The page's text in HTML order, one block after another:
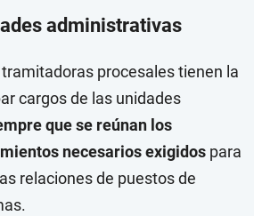
administrativas
procesales tienen la
cargos de las unidades
que se reúnan los
necesarios exigidos para
relaciones de puestos de